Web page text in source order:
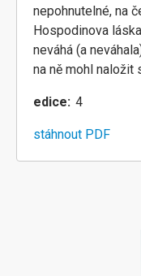
nepohnutelné, na
Hospodinova
neváhá (a
na ně mohl naložit
edice 4
stáhnout PDF